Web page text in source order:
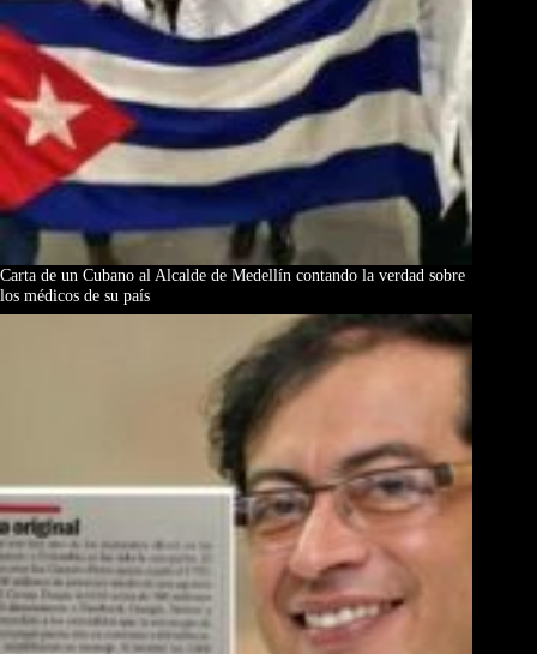
Carta de un Cubano al Alcalde de Medellín contando la verdad sobre
los médicos de su país